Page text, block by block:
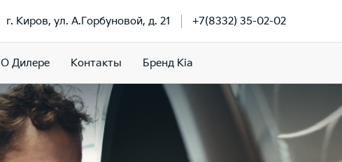
г. Киров, ул. А.Горбуновой, д. 21 +7(8332) 35-02-02
О Дилере Контакты Бренд Kia